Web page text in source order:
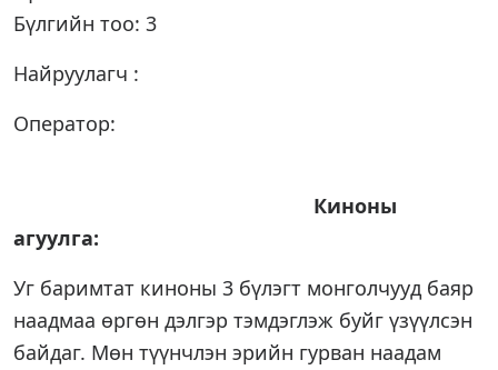
Бүлгийн тоо: 3
Найруулагч :
Оператор:
Киноны
агуулга:
Уг баримтат киноны 3 бүлэгт монголчууд баяр
наадмаа өргөн дэлгэр тэмдэглэж буйг үзүүлсэн
байдаг. Мөн түүнчлэн эрийн гурван наадам